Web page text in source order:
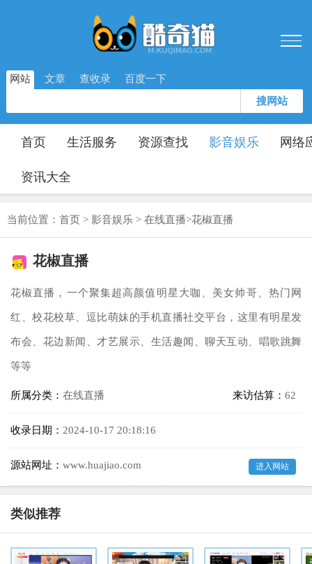
网站 文章 查收录 百度一下
搜网站
首页 生活服务 资源查找 影音娱乐 网络
资讯大全
当前位置： 首页 > 影音娱乐 > 在线直播>花椒直播
花椒直播
花椒直播，一个聚集超高颜值明星大咖、美女帅哥、热门网
红、校花校草、逗比萌妹的手机直播社交平台，这里有明星发
布会、花边新闻、才艺展示、生活趣闻、聊天互动、唱歌跳舞
等等
所属分类： 在线直播 来访估算： 62
收录日期： 2024-10-17 20:18:16
源站网址： www.huajiao.com 进入网站
类似推荐